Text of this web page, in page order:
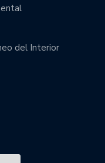
del Interior